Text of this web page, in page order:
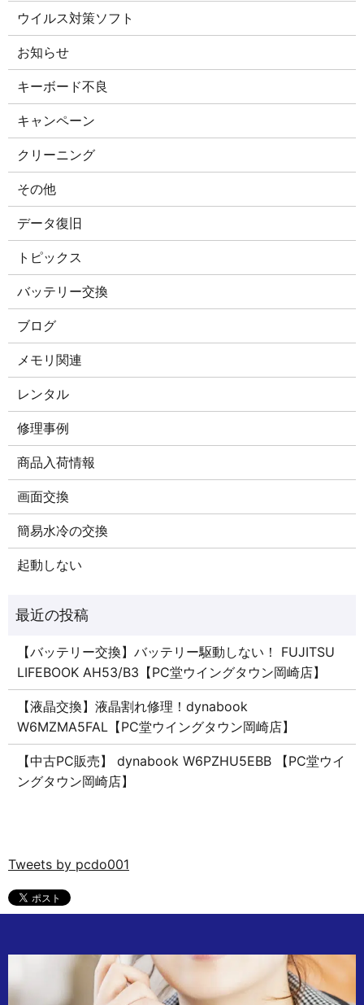
ウイルス対策ソフト
お知らせ
キーボード不良
キャンペーン
クリーニング
その他
データ復旧
トピックス
バッテリー交換
ブログ
メモリ関連
レンタル
修理事例
商品入荷情報
画面交換
簡易水冷の交換
起動しない
【バッテリー交換】バッテリー駆動しない！ FUJITSU
LIFEBOOK AH53/B3【PC堂ウイングタウン岡崎店】
【液晶交換】液晶割れ修理！dynabook
W6MZMA5FAL【PC堂ウイングタウン岡崎店】
【中古PC販売】 dynabook W6PZHU5EBB 【PC堂ウイ
ングタウン岡崎店】
Tweets by pcdo001